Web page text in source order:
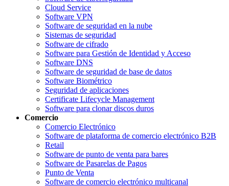
Cloud Service
Software VPN
Software de seguridad en la nube
Sistemas de seguridad
Software de cifrado
Software para Gestión de Identidad y Acceso
Software DNS
Software de seguridad de base de datos
Software Biométrico
Seguridad de aplicaciones
Certificate Lifecycle Management
Software para clonar discos duros
Comercio
Comercio Electrónico
Software de plataforma de comercio electrónico B2B
Retail
Software de punto de venta para bares
Software de Pasarelas de Pagos
Punto de Venta
Software de comercio electrónico multicanal